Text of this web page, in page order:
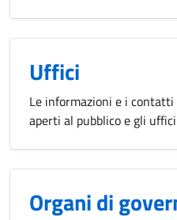
Uffici
Le informazioni e i
aperti al pubblico e gli
Organi di